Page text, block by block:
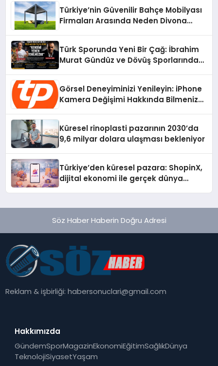
Türkiye’nin Güvenilir Bahçe Mobilyası
Firmaları Arasında Neden Divona
Türk Sporunda Yeni Bir Çağ: İbrahim
Murat Gündüz ve Dövüş Sporlarında
Görsel Deneyiminizi Yenileyin: iPhone
Kamera Değişimi Hakkında Bilmeniz
Küresel rinoplasti pazarının 2030’da
9,6 milyar dolara ulaşması bekleniyor
Türkiye’den küresel pazara: ShopinX,
dijital ekonomi ile gerçek dünya
Söz Haber Haberin Doğru Adresi
Reklam & işbirliği:habersonuclari@gmail.com
Hakkımızda
GündemSporMagazinEkonomiEğitimSağlıkDünya
TeknolojiSiyasetYaşam